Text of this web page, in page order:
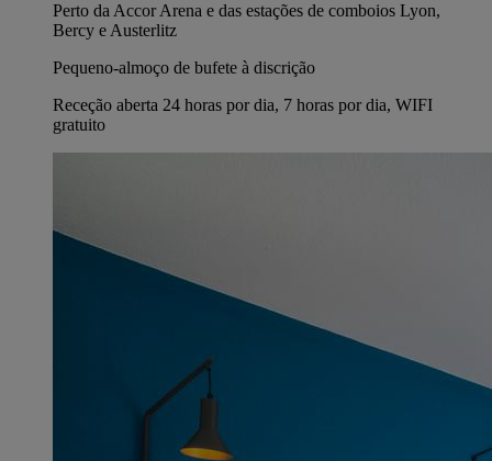
Perto da Accor Arena e das estações de comboios Lyon,
Bercy e Austerlitz
Pequeno-almoço de bufete à discrição
Receção aberta 24 horas por dia, 7 horas por dia, WIFI
gratuito